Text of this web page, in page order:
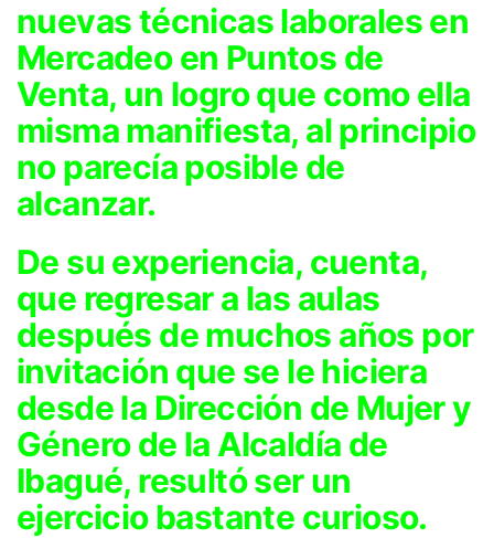
nuevas técnicas laborales en
Mercadeo en Puntos de
Venta, un logro que como ella
misma manifiesta, al principio
no parecía posible de
alcanzar.
De su experiencia, cuenta,
que regresar a las aulas
después de muchos años por
invitación que se le hiciera
desde la Dirección de Mujer y
Género de la Alcaldía de
Ibagué, resultó ser un
ejercicio bastante curioso.